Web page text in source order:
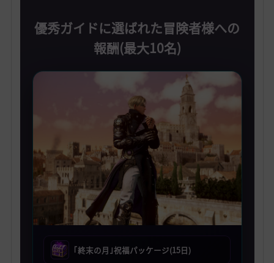
優秀ガイドに選ばれた冒険者様への
報酬(最大10名)
｢終末の月｣祝福パッケージ(15日)